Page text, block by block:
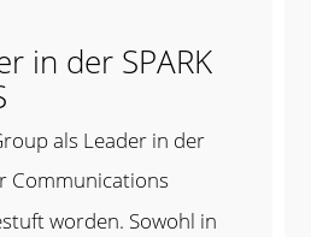
in der SPARK
als Leader in der
Communications
worden. Sowohl in